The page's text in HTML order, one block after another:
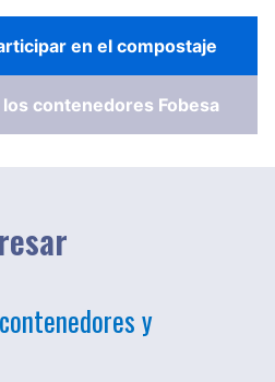
en el compostaje
contenedores Fobesa
y